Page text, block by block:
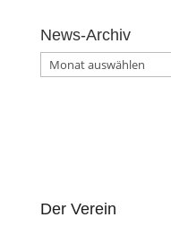
News-Archiv
News-
Archiv
Der Verein